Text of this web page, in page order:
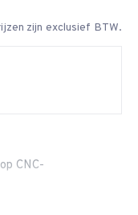
zijn exclusief BTW.
CNC-